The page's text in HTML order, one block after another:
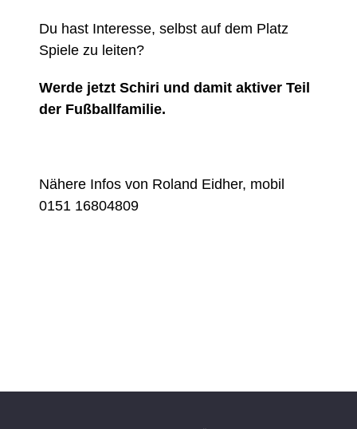
Du hast Interesse, selbst auf dem Platz
Spiele zu leiten?
Werde jetzt Schiri und damit aktiver Teil
der Fußballfamilie.
Nähere Infos von Roland Eidher, mobil
0151 16804809